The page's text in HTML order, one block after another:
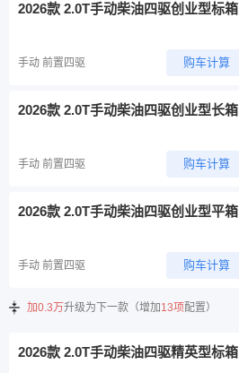
2026款 2.0T手动柴油四驱创业型标箱
手动 前置四驱 购车计算
2026款 2.0T手动柴油四驱创业型长箱
手动 前置四驱 购车计算
2026款 2.0T手动柴油四驱创业型平箱
手动 前置四驱 购车计算
加0.3万升级为下一款（增加 13项配置）
2026款 2.0T手动柴油四驱精英型标箱